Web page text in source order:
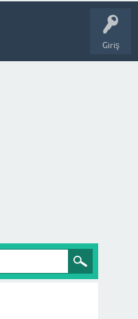
Giriş